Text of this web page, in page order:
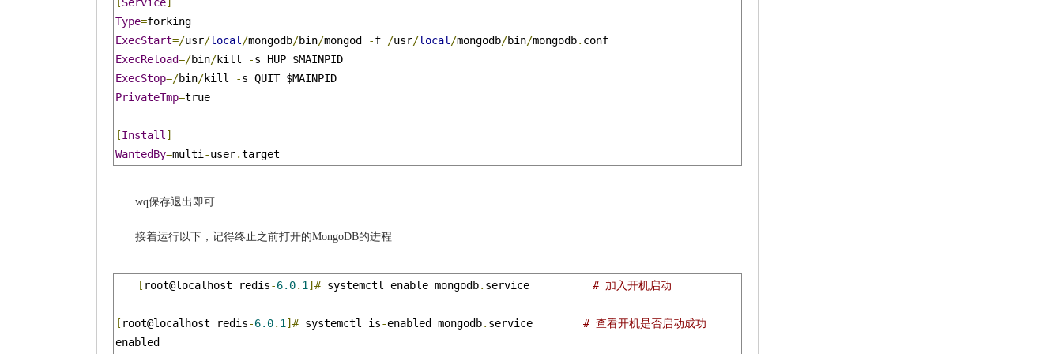
Type=
ExecStart=/usr/local /mongodb/bin/mongod -f /usr/local /mongodb/bin/mongodb.
ExecReload=/bin/kill -
ExecStop=/bin/kill -
PrivateTmp=true
[Install ]
WantedBy=multi -user.target
wq保存退出即可
接着运行以下，记得终止之前打开的MongoDB的进程
[ root@localhost redis-6.0. 1 ]# systemctl enable mongodb. service # 加入开机启动
[ root@localhost redis-6.0. 1 ]# systemctl is-enabled mongodb. service # 查看开机是否启动成功
enabled